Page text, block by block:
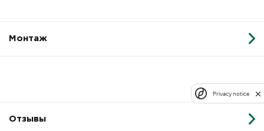
Монтаж
Отзывы
Privacy notice